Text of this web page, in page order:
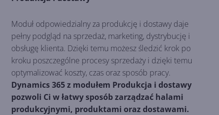
Moduł odpowiedzialny za produkcję i dostawy daje
pełny podgląd na sprzedaż, marketing, dystrybucję i
obsługę klienta. Dzięki temu możesz śledzić krok po
kroku poszczególne procesy sprzedaży i dzięki temu
optymalizować koszty, czas oraz sposób pracy.
Dynamics 365 z modułem Produkcja i dostawy
pozwoli Ci w łatwy sposób zarządzać halami
produkcyjnymi, produktami oraz dostawami.